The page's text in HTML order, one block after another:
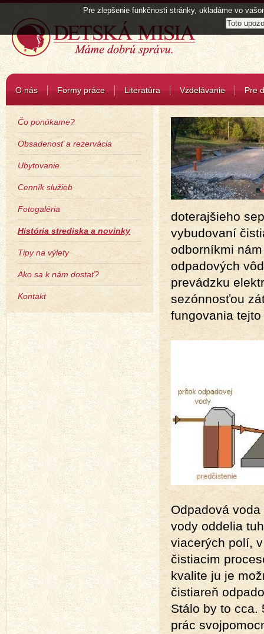
O nás Formy práce Literatúra Vzdelávanie Pre
Čo ponúkame?
Obsadenosť a rezervácia
Ubytovanie
Cenník služieb
Fotogaléria
História strediska a novinky
Tipy na výlety
Ako sa k nám dostať?
Kontakt
doterajšieho
vybudovaní
odborníkmi
odpadových
prevádzku
sezónnosťou
fungovania
Odpadová
vody oddelia
viacerých polí,
čistiacim
kvalite ju je
čistiareň
Stálo by to cca.
prác
Pre zlepšenie funkčnosti stránky, ukladáme vo